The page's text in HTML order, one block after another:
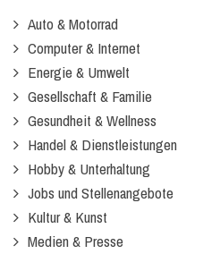
Auto & Motorrad
Computer & Internet
Energie & Umwelt
Gesellschaft & Familie
Gesundheit & Wellness
Handel & Dienstleistungen
Hobby & Unterhaltung
Jobs und Stellenangebote
Kultur & Kunst
Medien & Presse